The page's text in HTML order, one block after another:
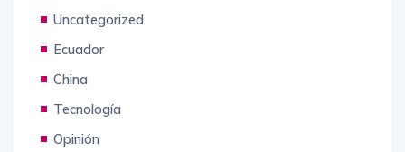
Uncategorized
Ecuador
China
Tecnología
Opinión